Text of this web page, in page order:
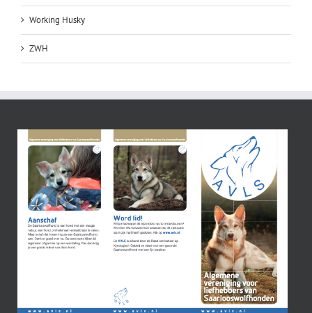
Working Husky
ZWH